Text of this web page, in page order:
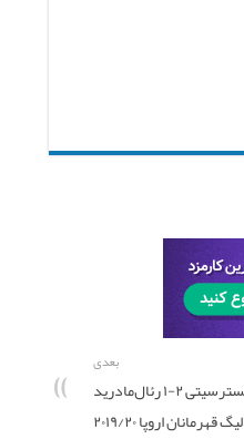
بعدی
فول مچ منچسترسیتی ۲-۱ رئال‌مادرید
لیگ قهرمانان اروپا ۲۰۱۹/۲۰